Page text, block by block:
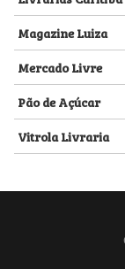
Magazine Luiza
Mercado Livre
Pão de Açúcar
Vitrola Livraria